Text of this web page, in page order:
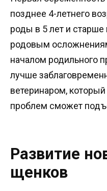
позднее 4-летнего
роды в 5 лет и старше
родовым
началом родильного
лучше
ветеринаром,
проблем сможет
Развитие
щенков